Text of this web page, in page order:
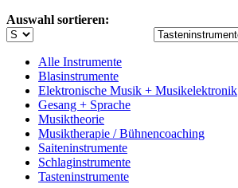
Auswahl sortieren:
Alle Instrumente
Blasinstrumente
Elektronische Musik + Musikelektronik
Gesang + Sprache
Musiktheorie
Musiktherapie / Bühnencoaching
Saiteninstrumente
Schlaginstrumente
Tasteninstrumente